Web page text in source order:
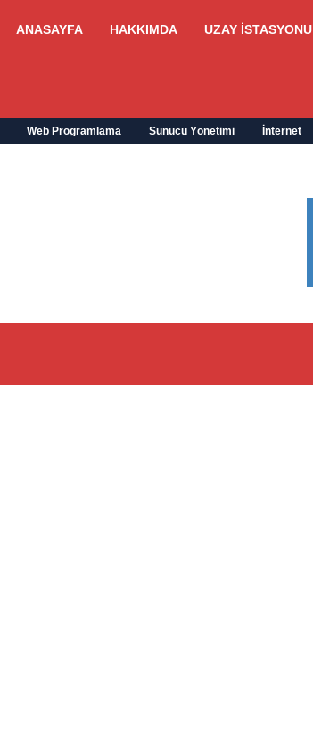
ANASAYFA HAKKIMDA UZAY İSTASYONU
Web Programlama Sunucu Yönetimi İnternet